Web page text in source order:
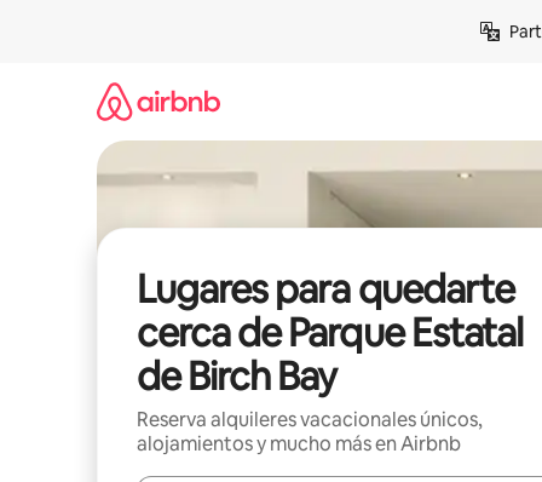
Lugares para quedarte
cerca de Parque Estatal
de Birch Bay
Reserva alquileres vacacionales únicos,
alojamientos y mucho más en Airbnb